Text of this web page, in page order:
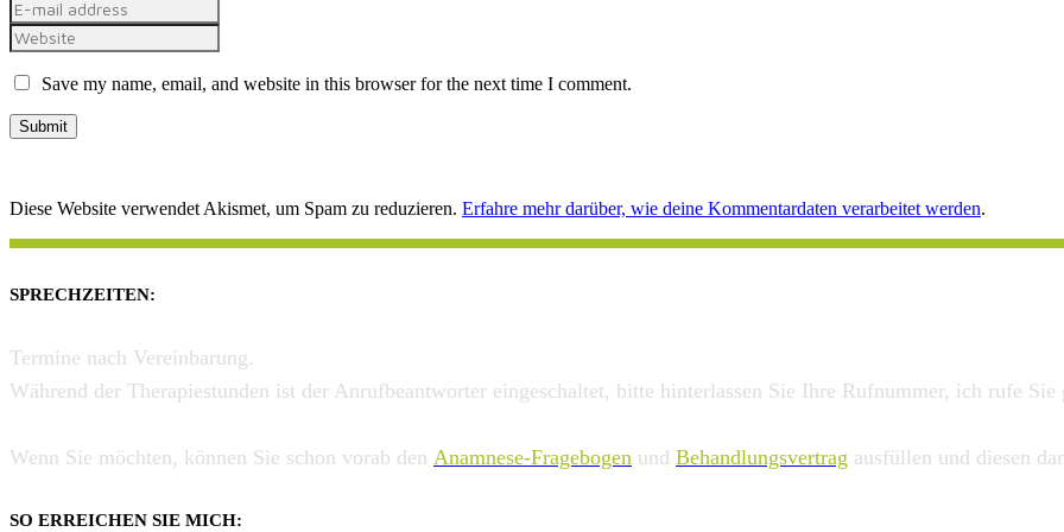
Save my name, email, and website in this browser for the next time I comment.
Diese Website verwendet Akismet, um Spam zu reduzieren. Erfahre mehr darüber, wie deine Kommentardaten verarbeitet werden.
SPRECHZEITEN:
Termine nach Vereinbarung.
Während der Therapiestunden ist der Anrufbeantworter eingeschaltet, bitte hinterlassen Sie Ihre Rufnummer, ich rufe Sie
Wenn Sie möchten, können Sie schon vorab den Anamnese-Fragebogen und Behandlungsvertrag ausfüllen und diesen
SO ERREICHEN SIE MICH: